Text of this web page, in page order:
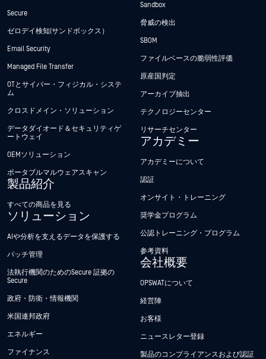
Secure
ゼロデイ検知(サンドボックス）
Email Security
Managed File Transfer
OTとサイバー・フィジカル・システ
ム
クロスドメイン・ソリューション
データダイオード＆セキュリティゲ
ートウェイ
OEMソリューション
ポータブルマルウェアスキャン
製品紹介
すべての商品を見る
ソリューション
AIや分析を支えるデータを保護する
パッチ管理
法執行機関のためのSecure 証拠の
Secure
政府・防衛・情報機関
米国連邦政府
エネルギー
ファイナンス
Sandbox
脅威の検出
SBOM
ファイルベースの脆弱性評価
原産国判定
アーカイブ抽出
テクノロジーセンター
リサーチセンター
アカデミー
アカデミーについて
認証
オンサイト・トレーニング
奨学金プログラム
公認トレーニング・プログラム
参考資料
会社概要
OPSWATについて
経営陣
お客様
ニュースレター登録
製品のコンプライアンスおよび認証